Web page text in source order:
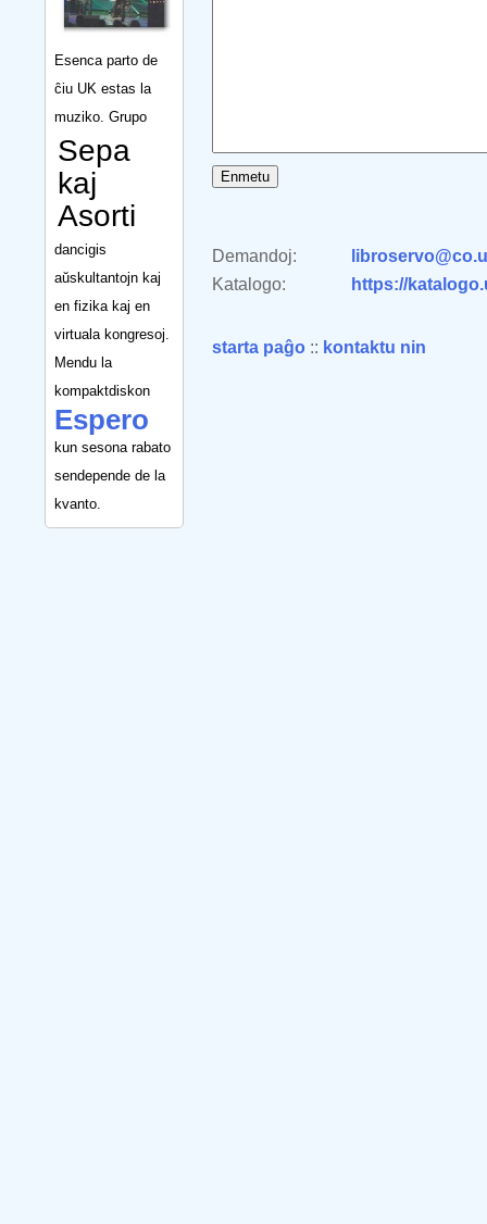
Esenca parto de
ĉiu UK estas la
muziko. Grupo
Sepa
kaj
Asorti
dancigis
aŭskultantojn kaj
en fizika kaj en
virtuala kongresoj.
Mendu la
kompaktdiskon
Espero
kun sesona rabato
sendepende de la
kvanto.
Demandoj:
Katalogo:
https://
starta paĝo :: kontaktu nin